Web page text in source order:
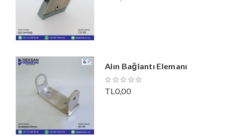
Alın Bağlantı Elemanı
TL0,00